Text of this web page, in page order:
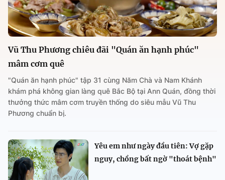
Vũ Thu Phương chiêu đãi "Quán ăn hạnh phúc"
mâm cơm quê
"Quán ăn hạnh phúc" tập 31 cùng Năm Chà và Nam Khánh
khám phá không gian làng quê Bắc Bộ tại Ann Quán, đồng thời
thưởng thức mâm cơm truyền thống do siêu mẫu Vũ Thu
Phương chuẩn bị.
Yêu em như ngày đầu tiên: Vợ gặp
nguy, chồng bất ngờ "thoát bệnh"